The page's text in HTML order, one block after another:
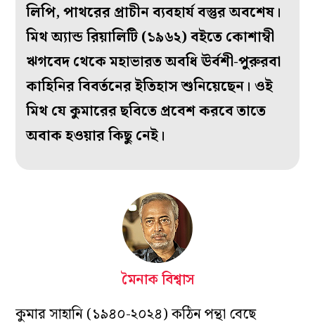
লিপি, পাথরের প্রাচীন ব্যবহার্য বস্তুর অবশেষ।
মিথ অ্যান্ড রিয়ালিটি(১৯৬২) বইতে কোশাম্বী
ঋগবেদ থেকে মহাভারত অবধি ঊর্বশী-পুরুরবা
কাহিনির বিবর্তনের ইতিহাস শুনিয়েছেন। ওই
মিথ যে কুমারের ছবিতে প্রবেশ করবে তাতে
অবাক হওয়ার কিছু নেই।
মৈনাক বিশ্বাস
কুমার সাহানি (১৯৪০-২০২৪) কঠিন পন্থা বেছে